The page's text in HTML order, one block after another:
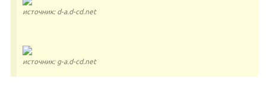
источник: d-a.d-cd.net
источник: g-a.d-cd.net